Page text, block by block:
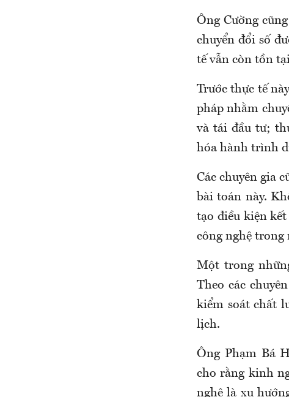
Ông Cường
chuyển đổi số
tế vẫn còn tồn
Trước thực tế
pháp nhằm
và tái đầu tư;
hóa hành trình
Các chuyên gia
bài toán này.
tạo điều kiện
công nghệ trong
Một trong
Theo các
kiểm soát chất
lịch.
Ông Phạm Bá
cho rằng kinh
nghệ là xu